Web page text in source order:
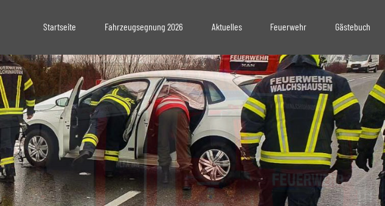
Startseite Fahrzeugsegnung 2026 Aktuelles Feuerwehr Gästebuch